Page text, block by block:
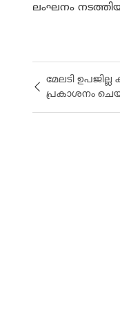
ലംഘനം നടത്തിയ
മേലടി
പ്രകാശനം